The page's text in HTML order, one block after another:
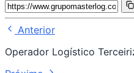
Anterior
Operador Logístico